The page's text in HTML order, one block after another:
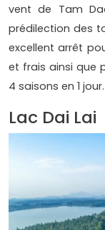
vent de Tam
prédilection des
excellent arrêt
et frais ainsi que
4 saisons en 1 jour.
Lac Dai Lai